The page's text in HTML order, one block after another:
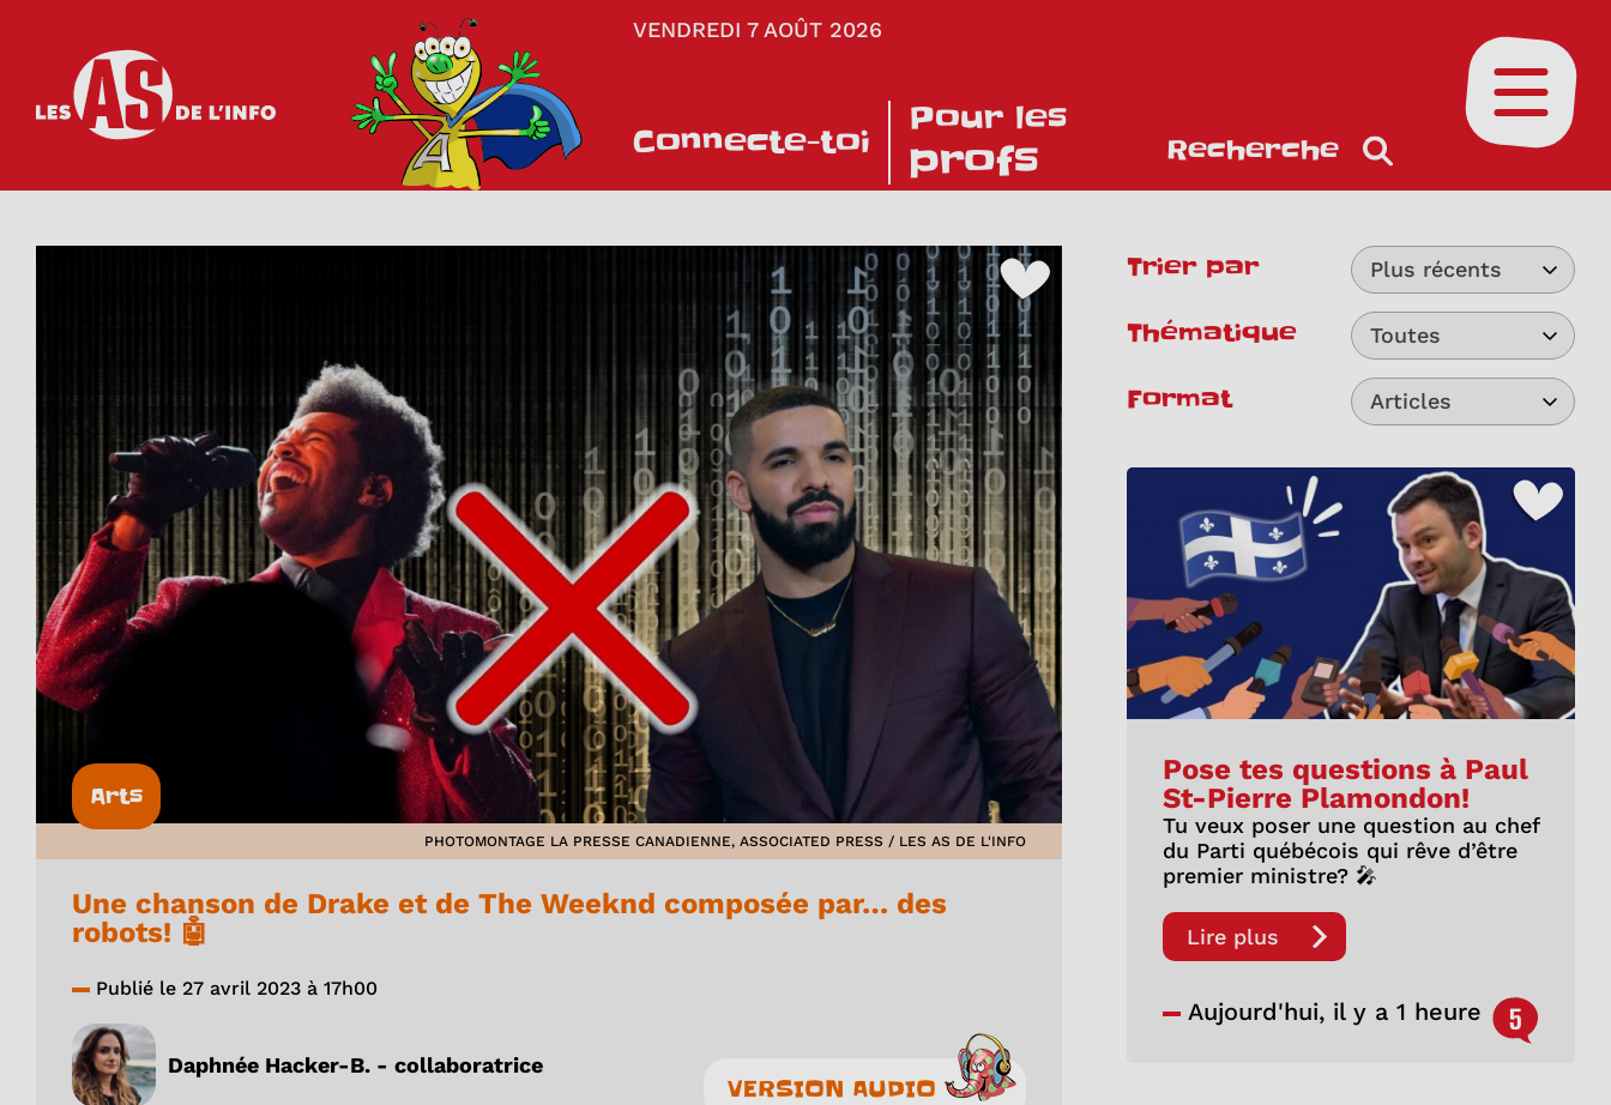
VENDREDI 7 AOÛT 2026
Connecte-toi
Pour les
profs Recherche
Ouvrir le
Arts
PHOTOMONTAGE LA PRESSE CANADIENNE, ASSOCIATED PRESS / LES AS DE L'INFO
Une chanson de Drake et de The Weeknd composée par… des
robots! 🤖
Publié le 27 avril 2023 à 17h00
Daphnée Hacker-B. - collaboratrice
VERSION AUDIO
Trier par Plus récents
Thématique Toutes
Format Articles
Pose tes questions à Paul
St-Pierre Plamondon!
Tu veux poser une question au chef
du Parti québécois qui rêve d’être
premier ministre? 🎤
Lire plus
Aujourd'hui, il y a 1 heure 5